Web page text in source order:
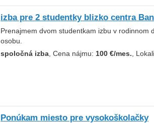
izba pre 2 studentky blizko centra
Prenajmem dvom studentkam izbu v
osobu.
spoločná izba, Cena nájmu: 100 €/mes.,
Ponúkam miesto pre vysokoškolačky